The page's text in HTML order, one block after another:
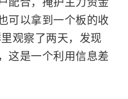
配合，掩护主力资金
可以拿到一个板的收
观察了两天，发现
这是一个利用信息差